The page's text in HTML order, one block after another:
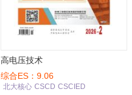
高电压技术
综合ES：9.06
北大核心 CSCD CSCIED